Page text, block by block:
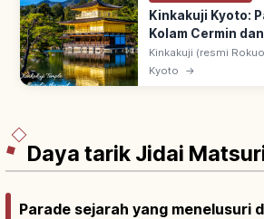
Kinkakuji Kyoto:
Kolam Cermin dan
Kinkakuji (resmi
paviliun 3 lantai
(Shariden), didirikan
Kyoto →
Daya tarik Jidai
Parade sejarah yang menelusuri